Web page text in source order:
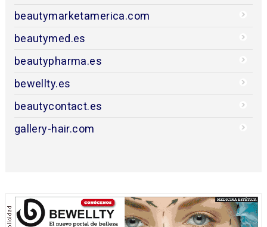
beautymarketamerica.com
beautymed.es
beautypharma.es
bewellty.es
beautycontact.es
gallery-hair.com